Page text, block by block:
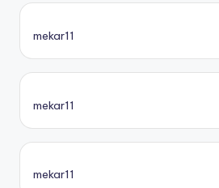
mekar11
mekar11
mekar11